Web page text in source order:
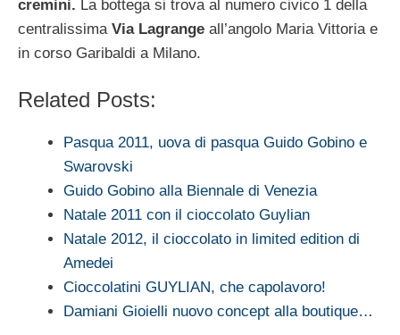
cremini. La bottega si trova al numero civico 1 della
centralissima Via Lagrange all’angolo Maria Vittoria e
in corso Garibaldi a Milano.
Related Posts:
Pasqua 2011, uova di pasqua Guido Gobino e
Swarovski
Guido Gobino alla Biennale di Venezia
Natale 2011 con il cioccolato Guylian
Natale 2012, il cioccolato in limited edition di
Amedei
Cioccolatini GUYLIAN, che capolavoro!
Damiani Gioielli nuovo concept alla boutique…